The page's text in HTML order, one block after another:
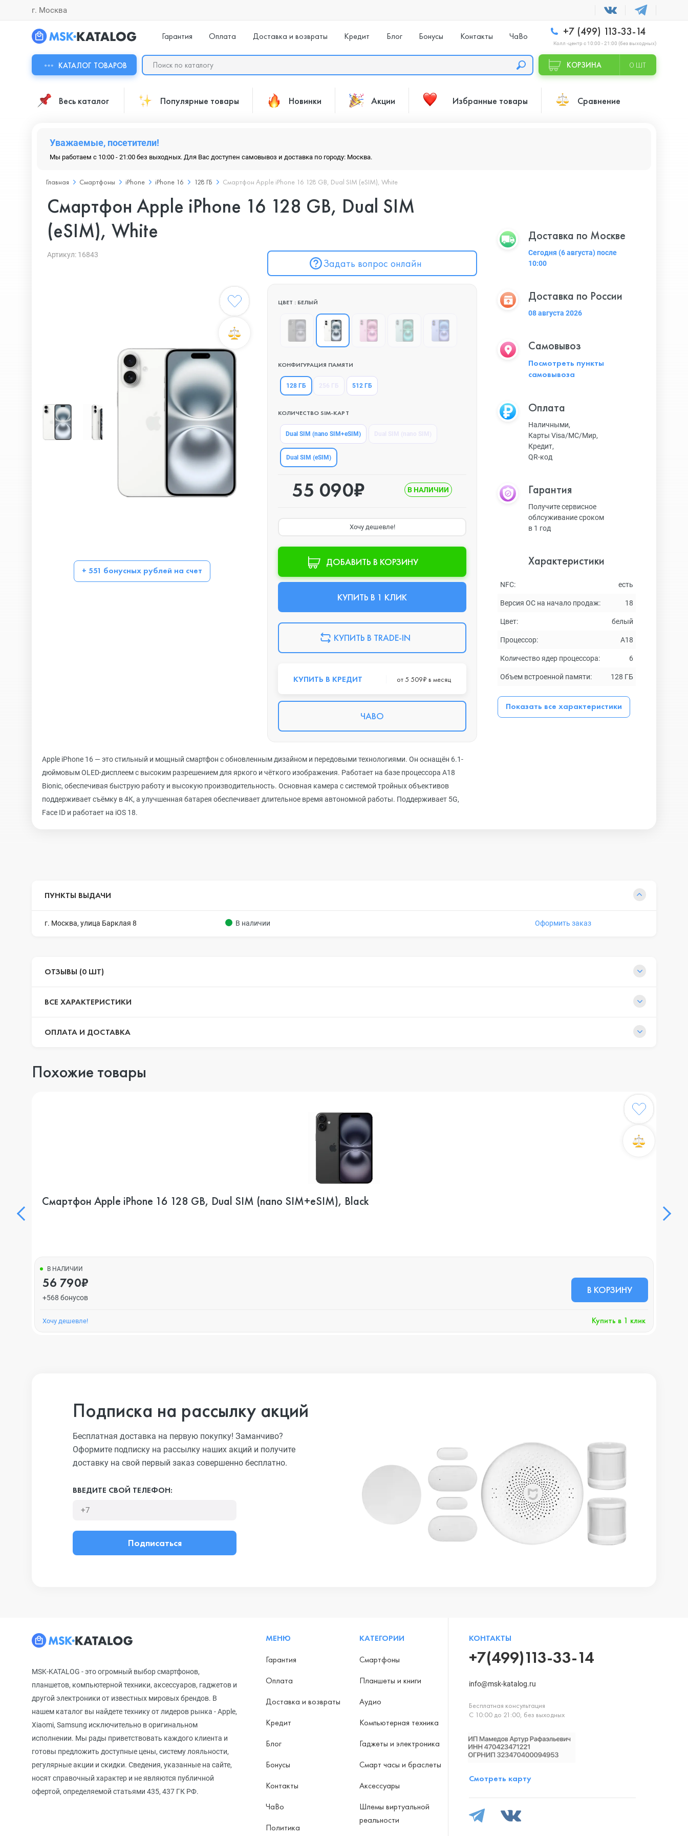
г. Москва
Гарантия Оплата Доставка и возвраты Кредит Блог Бонусы Контакты ЧаВо +7 (499) 113-33-14
Колл -центр с 10:00 - 21:00 (без выходных)
КАТАЛОГ ТОВАРОВ КОРЗИНА 0 ШТ
Весь каталог Популярные товары Новинки Акции Избранные товары Сравнение
Уважаемые, посетители!
Мы работаем с 10:00 - 21:00 без выходных. Для Вас доступен самовывоз и доставка по городу: Москва.
Главная Смартфоны iPhone iPhone 16 128 ГБ Смартфон Apple iPhone 16 128 GB, Dual SIM (eSIM), White
Смартфон Apple iPhone 16 128 GB, Dual SIM
(eSIM), White
Артикул: 16843
Задать вопрос онлайн
+ 551 бонусных рублей на счет
ЦВЕТ : БЕЛЫЙ
КОНФИГУРАЦИЯ ПАМЯТИ
128 ГБ 512 ГБ
КОЛИЧЕСТВО SIM-КАРТ
Dual SIM (nano SIM+eSIM)
Dual SIM (eSIM)
55 090₽ В НАЛИЧИИ
Хочу дешевле!
ДОБАВИТЬ В КОРЗИНУ
КУПИТЬ В 1 КЛИК
КУПИТЬ В TRADE-IN
КУПИТЬ В КРЕДИТ от 5 509₽ в месяц
ЧАВО
Apple iPhone 16 — это стильный и мощный смартфон с обновленным дизайном и передовыми технологиями. Он оснащён 6.1-
дюймовым OLED-дисплеем с высоким разрешением для яркого и чёткого изображения. Работает на базе процессора A18
Bionic, обеспечивая быструю работу и высокую производительность. Основная камера с системой тройных объективов
поддерживает съёмку в 4K, а улучшенная батарея обеспечивает длительное время автономной работы. Поддерживает 5G,
Face ID и работает на iOS 18.
Доставка по Москве
Сегодня (6 августа) после
10:00
Доставка по России
08 августа 2026
Самовывоз
Посмотреть пункты
самовывоза
Оплата
Наличными,
Карты Visa/MC/Мир,
Кредит,
QR-код
Гарантия
Получите сервисное
облсуживание сроком
в 1 год
Характеристики
NFC: есть
Версия ОС на начало продаж: 18
Цвет: белый
Процессор: A18
Количество ядер процессора: 6
Объем встроенной памяти: 128 ГБ
Показать все характеристики
ПУНКТЫ ВЫДАЧИ
г. Москва, улица Барклая 8 В наличии Оформить заказ
ОТЗЫВЫ (0 ШТ)
ВСЕ ХАРАКТЕРИСТИКИ
ОПЛАТА И ДОСТАВКА
Похожие товары
Смартфон Apple iPhone 16 128 GB, Dual SIM (nano SIM+eSIM), Black
В НАЛИЧИИ
56 790₽
+568 бонусов
В КОРЗИНУ
Хочу дешевле! Купить в 1 клик
Подписка на рассылку акций
Бесплатная доставка на первую покупку! Заманчиво?
Оформите подписку на рассылку наших акций и получите
доставку на свой первый заказ совершенно бесплатно.
ВВЕДИТЕ СВОЙ ТЕЛЕФОН:
Подписаться
MSK-KATALOG - это огромный выбор смартфонов,
планшетов, компьютерной техники, аксессуаров, гаджетов и
другой электроники от известных мировых брендов. В
нашем каталог вы найдете технику от лидеров рынка - Apple,
Xiaomi, Samsung исключительно в оригинальном
исполнении. Мы рады приветствовать каждого клиента и
готовы предложить доступные цены, систему лояльности,
регулярные акции и скидки. Сведения, указанные на сайте,
носят справочный характер и не являются публичной
офертой, определяемой статьями 435, 437 ГК РФ.
МЕНЮ
Гарантия
Оплата
Доставка и возвраты
Кредит
Блог
Бонусы
Контакты
ЧаВо
Политика
КАТЕГОРИИ
Смартфоны
Планшеты и книги
Аудио
Компьютерная техника
Гаджеты и электроника
Смарт часы и браслеты
Аксессуары
Шлемы виртуальной
реальности
КОНТАКТЫ
+7(499)113-33-14
info@msk-katalog.ru
Бесплатная консультация
С 10:00 до 21:00, без выходных
Смотреть карту